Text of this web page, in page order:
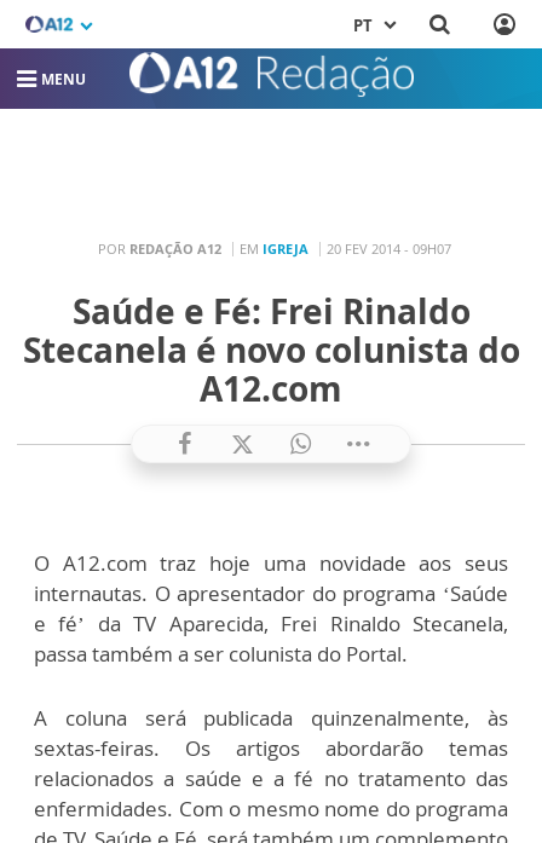
PT
MENU
POR REDAÇÃO A12 EM IGREJA 20 FEV 2014 - 09H07
Saúde e Fé: Frei Rinaldo
Stecanela é novo colunista do
A12.com
O A12.com traz hoje uma novidade aos seus
internautas. O apresentador do programa ‘Saúde
e fé’ da TV Aparecida, Frei Rinaldo Stecanela,
passa também a ser colunista do Portal.
A coluna será publicada quinzenalmente, às
sextas-feiras. Os artigos abordarão temas
relacionados a saúde e a fé no tratamento das
enfermidades. Com o mesmo nome do programa